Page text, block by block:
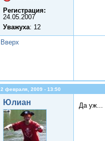
Регистрация:
24.05.2007
Уважуха: 12
Вверх
2 февраля, 2009 - 13:50
Юлиан Да уж...